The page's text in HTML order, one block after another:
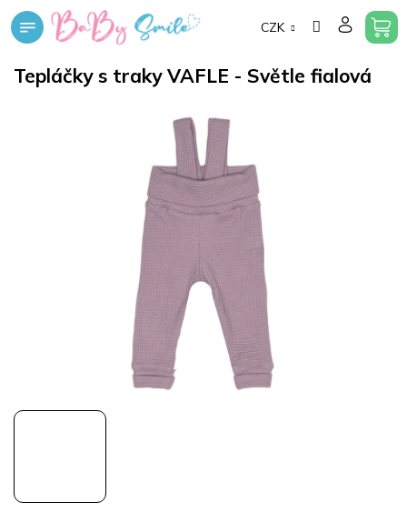
Přejít
na
CZK
Tepláčky s traky VAFLE - Světle fialová